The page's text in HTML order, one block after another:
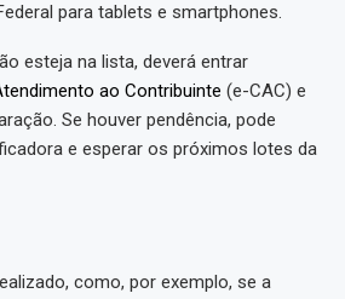
para tablets e smartphones.
esteja na lista, deverá entrar
ao Contribuinte (e-CAC) e
Se houver pendência, pode
e esperar os próximos lotes da
como, por exemplo, se a